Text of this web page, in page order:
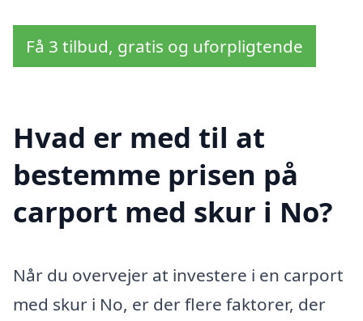
Få 3 tilbud, gratis og uforpligtende
Hvad er med til at
bestemme prisen på
carport med skur i No?
Når du overvejer at investere i en carport
med skur i No, er der flere faktorer, der